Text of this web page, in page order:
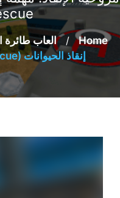
Home
/ العاب طائرة
إنقاذ الحيوانات (Animal Helicopter Rescue)